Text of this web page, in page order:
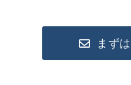
まず